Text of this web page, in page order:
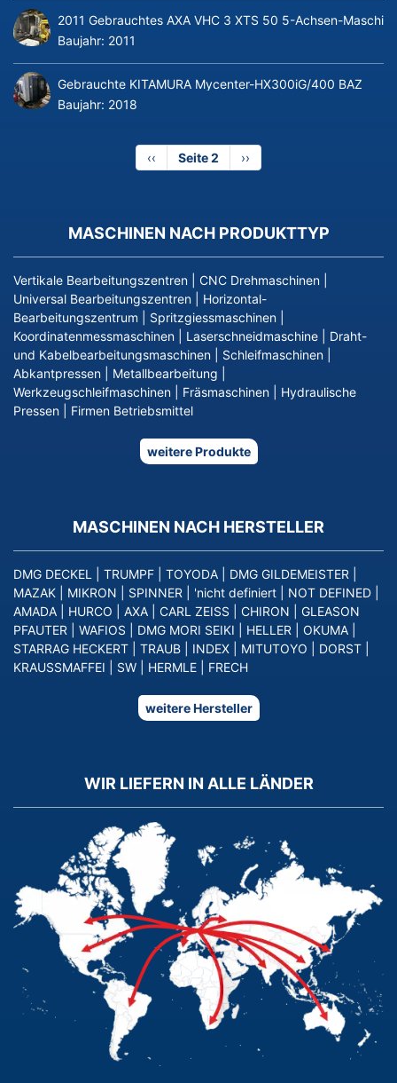
2011 Gebrauchtes AXA VHC 3 XTS 50 5-Achsen-
Baujahr: 2011
Gebrauchte KITAMURA Mycenter-HX300iG/400 BAZ
Baujahr: 2018
Vorherige
Seite
‹‹ Seite 2
Nächste
Seite
››
MASCHINEN NACH PRODUKTTYP
Vertikale Bearbeitungszentren CNC Drehmaschinen
Universal Bearbeitungszentren
Horizontal-
Bearbeitungszentrum
Spritzgiessmaschinen
Koordinatenmessmaschinen
Laserschneidmaschine
Draht-
und Kabelbearbeitungsmaschinen
Schleifmaschinen
Abkantpressen
Metallbearbeitung
Werkzeugschleifmaschinen
Fräsmaschinen
Hydraulische
Pressen
Firmen Betriebsmittel
weitere Produkte
MASCHINEN NACH HERSTELLER
DMG DECKEL TRUMPF TOYODA DMG GILDEMEISTER
MAZAK
MIKRON SPINNER 'nicht definiert NOT DEFINED
AMADA
HURCO AXA CARL ZEISS CHIRON
GLEASON
PFAUTER
WAFIOS DMG MORI SEIKI HELLER OKUMA
STARRAG HECKERT
TRAUB INDEX MITUTOYO DORST
KRAUSSMAFFEI
SW HERMLE FRECH
weitere Hersteller
WIR LIEFERN IN ALLE LÄNDER